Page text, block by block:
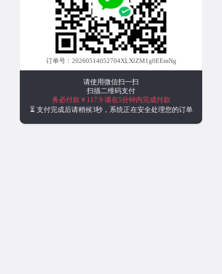
订单号：20260514052704XLXlZM1g0EEmNg
请使用微信扫一扫
扫描二维码支付
务必付款￥117.9 请在5分钟内完成付款
⏳ 支付完成后请稍候3秒，系统正在安全处理您的订单